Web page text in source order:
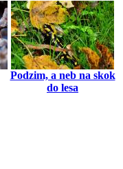
Podzim, a neb na skok
do lesa